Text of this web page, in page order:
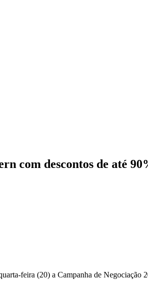
com descontos de até
feira (20) a Campanha de Negociação